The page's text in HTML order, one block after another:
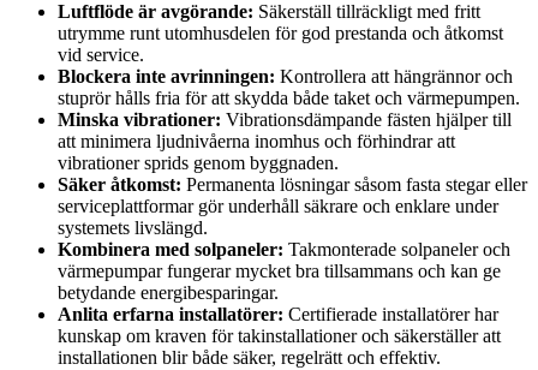
Luftflöde är avgörande: Säkerställ tillräckligt med fritt
utrymme runt utomhusdelen för god prestanda och åtkomst
vid service.
Blockera inte avrinningen: Kontrollera att hängrännor och
stuprör hålls fria för att skydda både taket och värmepumpen.
Minska vibrationer: Vibrationsdämpande fästen hjälper till
att minimera ljudnivåerna inomhus och förhindrar att
vibrationer sprids genom byggnaden.
Säker åtkomst: Permanenta lösningar såsom fasta stegar eller
serviceplattformar gör underhåll säkrare och enklare under
systemets livslängd.
Kombinera med solpaneler: Takmonterade solpaneler och
värmepumpar fungerar mycket bra tillsammans och kan ge
betydande energibesparingar.
Anlita erfarna installatörer: Certifierade installatörer har
kunskap om kraven för takinstallationer och säkerställer att
installationen blir både säker, regelrätt och effektiv.